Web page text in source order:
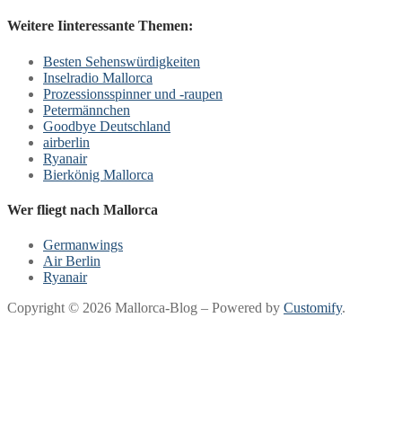
Weitere Iinteressante Themen:
Besten Sehenswürdigkeiten
Inselradio Mallorca
Prozessionsspinner und -raupen
Petermännchen
Goodbye Deutschland
airberlin
Ryanair
Bierkönig Mallorca
Wer fliegt nach Mallorca
Germanwings
Air Berlin
Ryanair
Copyright © 2026 Mallorca-Blog – Powered by Customify.